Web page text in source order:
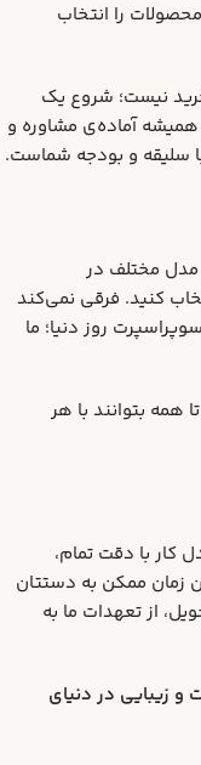
را انتخاب
نیست؛ شروع یک
آماده‌ی مشاوره و
سلیقه و بودجه شماست.
مدل مختلف در
گوناگون مثل 1:18، 1:24 و 1:43 انتخاب کنید. فرقی نمی‌کند
روز دنیا؛ ما
همه بتوانند با هر
کار با دقت تمام،
زمان ممکن به دستتان
از تعهدات ما به
و زیبایی در دنیای